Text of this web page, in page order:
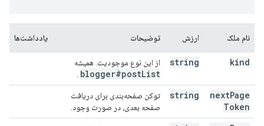
نام ملک ارزش توضیحات یادداشت‌ها
kind
string از این نوع موجودیت. همیشه
blogger#postList
nextPage
Token
string
توکن صفحه‌بندی برای دریافت
صفحه بعدی، در صورت وجود.